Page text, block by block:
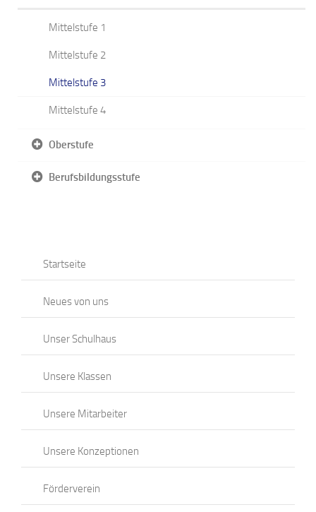
Mittelstufe 1
Mittelstufe 2
Mittelstufe 3
Mittelstufe 4
Oberstufe
Berufsbildungsstufe
Startseite
Neues von uns
Unser Schulhaus
Unsere Klassen
Unsere Mitarbeiter
Unsere Konzeptionen
Förderverein